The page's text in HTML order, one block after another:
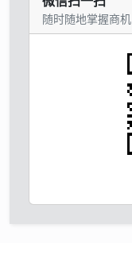
随时随地掌握商机